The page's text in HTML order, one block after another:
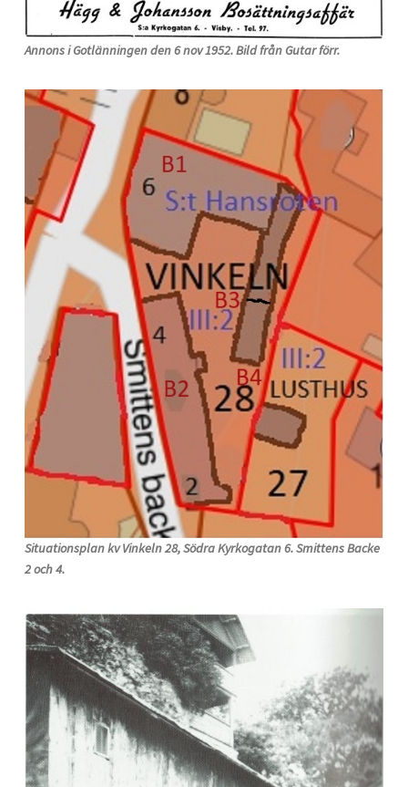
Annons i Gotlänningen den 6 nov 1952. Bild från Gutar förr.
Situationsplan kv Vinkeln 28, Södra Kyrkogatan 6. Smittens Backe
2 och 4.